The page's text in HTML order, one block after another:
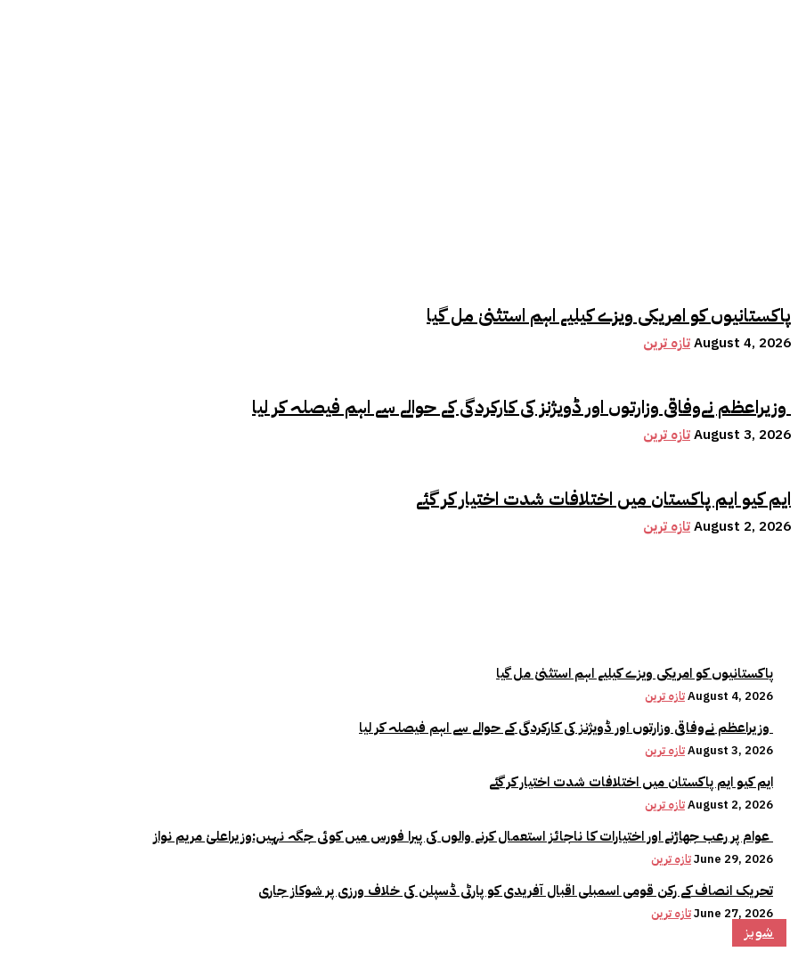
پاکستانیوں کو امریکی ویزے کیلیے اہم استثنیٰ مل گیا
تازہ ترینAugust 4, 2026
وزیراعظم نےوفاقی وزارتوں اور ڈویژنز کی کارکردگی کے حوالے سے اہم فیصلہ کر لیا
تازہ ترینAugust 3, 2026
ایم کیو ایم پاکستان میں اختلافات شدت اختیار کر گئے
تازہ ترینAugust 2, 2026
پاکستانیوں کو امریکی ویزے کیلیے اہم استثنیٰ مل گیا
تازہ ترینAugust 4, 2026
تازہ ترینAugust 3, 2026
ایم کیو ایم پاکستان میں اختلافات شدت اختیار کر گئے
تازہ ترینAugust 2, 2026
تازہ ترینJune 29, 2026
تحریک انصاف کے رکن قومی اسمبلی اقبال آفریدی کو پارٹی ڈسپلن کی خلاف ورزی پر شوکاز جاری
تازہ ترینJune 27, 2026
شوبز